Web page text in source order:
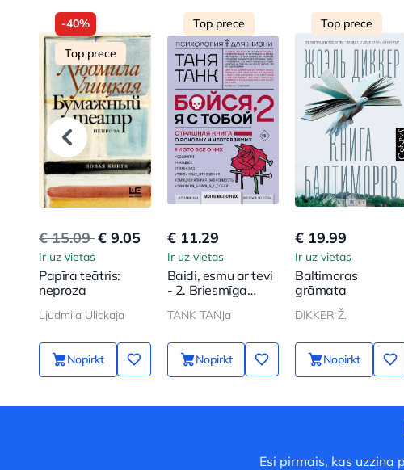
-40%
Top prece
€ 15.09€ 9.05
Ir uz vietas
Papīra teātris:
neproza
Ljudmila Ulickaja
Nopirkt
Top prece
€ 11.29
Ir uz vietas
Baidi, esmu ar tevi
- 2. Briesmīga
liktenīgajiem un
Un tas viss par
viņiem
TANK TANJa
Nopirkt
Top prece
€ 19.99
Ir uz vietas
Baltimoras
grāmata
DIKKER Ž.
Nopirkt
Esi pirmais, kas